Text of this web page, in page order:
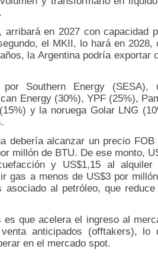
en 2027 con capacidad
el MKII, lo hará en 2028,
la Argentina podría exportar
Southern Energy (SESA),
Energy (30%), YPF (25%),
y la noruega Golar LNG
debería alcanzar un precio FOB
millón de BTU. De ese monto,
y US$1,15 al alquiler
gas a menos de US$3 por
asociado al petróleo, que reduce
que acelera el ingreso al
anticipados (offtakers), lo
en el mercado spot.